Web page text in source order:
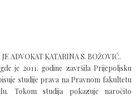
ADVOKAT KATARINA S. BOŽOVIĆ.
je 2011. godine završila Prijepoljsku
studije prava na Pravnom fakultetu
Tokom studija pokazuje naročito